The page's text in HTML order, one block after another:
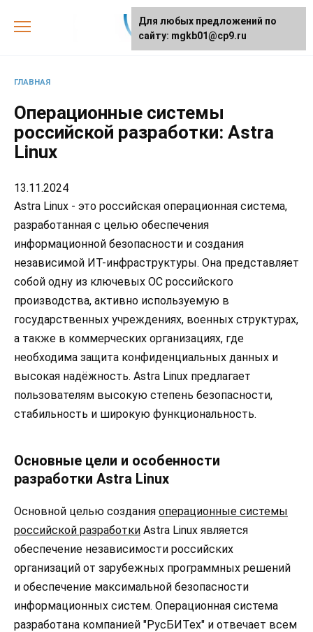
ГЛАВНАЯ
Операционные системы
российской разработки: Astra
Linux
13.11.2024
Astra Linux - это российская операционная система,
разработанная с целью обеспечения
информационной безопасности и создания
независимой ИТ-инфраструктуры. Она представляет
собой одну из ключевых ОС российского
производства, активно используемую в
государственных учреждениях, военных структурах,
а также в коммерческих организациях, где
необходима защита конфиденциальных данных и
высокая надёжность. Astra Linux предлагает
пользователям высокую степень безопасности,
стабильность и широкую функциональность.
Основные цели и особенности
разработки Astra Linux
Основной целью создания операционные системы
российской разработки Astra Linux является
обеспечение независимости российских
организаций от зарубежных программных решений
и обеспечение максимальной безопасности
информационных систем. Операционная система
разработана компанией "РусБИТех" и отвечает всем
Для любых предложений по
сайту: mgkb01@cp9.ru